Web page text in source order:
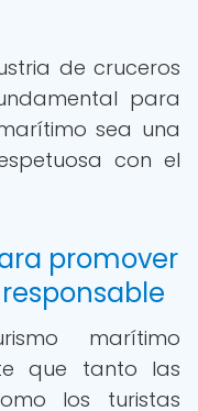
de cruceros
para
sea una
con el
promover
marítimo
que tanto las
los turistas